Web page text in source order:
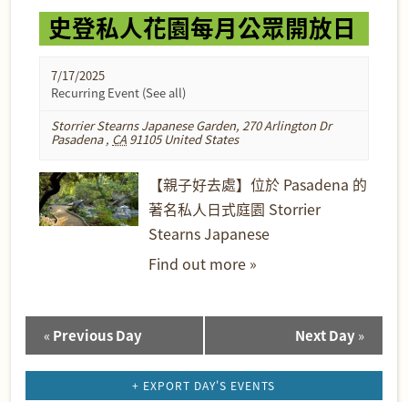
史登私人花園每月公眾開放日
7/17/2025
Recurring Event (See all)
Storrier Stearns Japanese Garden,270 Arlington Dr
Pasadena, CA 91105 United States
【親子好去處】位於 Pasadena 的
著名私人日式庭園 Storrier
Stearns Japanese
Find out more »
Day
Navigation
« Previous Day Next Day»
+ EXPORT DAY'S EVENTS